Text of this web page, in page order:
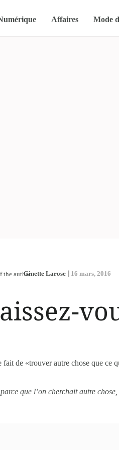
Affaires Mode
Ginette Larose 16 mars, 2016
fait de «trouver autre chose que ce
que l’on cherchait autre